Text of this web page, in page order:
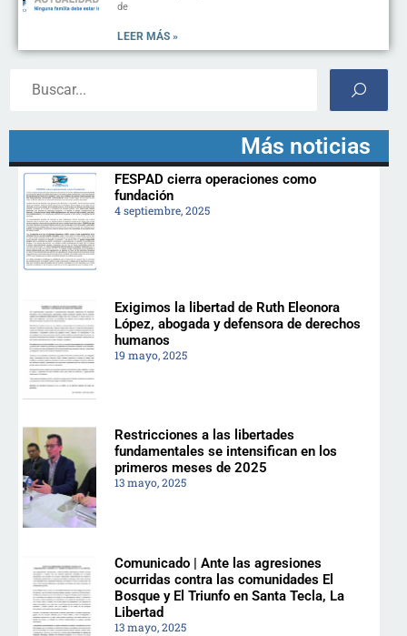
de
LEER MÁS »
Más noticias
FESPAD cierra operaciones como
fundación
4 septiembre, 2025
Exigimos la libertad de Ruth Eleonora
López, abogada y defensora de derechos
humanos
19 mayo, 2025
Restricciones a las libertades
fundamentales se intensifican en los
primeros meses de 2025
13 mayo, 2025
Comunicado | Ante las agresiones
ocurridas contra las comunidades El
Bosque y El Triunfo en Santa Tecla, La
Libertad
13 mayo, 2025